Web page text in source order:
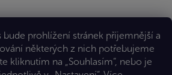
bude prohlížení stránek příjemnější a
některých z nich potřebujeme
kliknutím na „Souhlasím“, nebo je